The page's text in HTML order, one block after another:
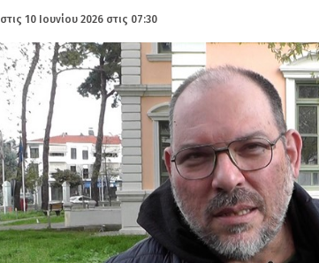
10 Ιουνίου 2026 στις 07:30